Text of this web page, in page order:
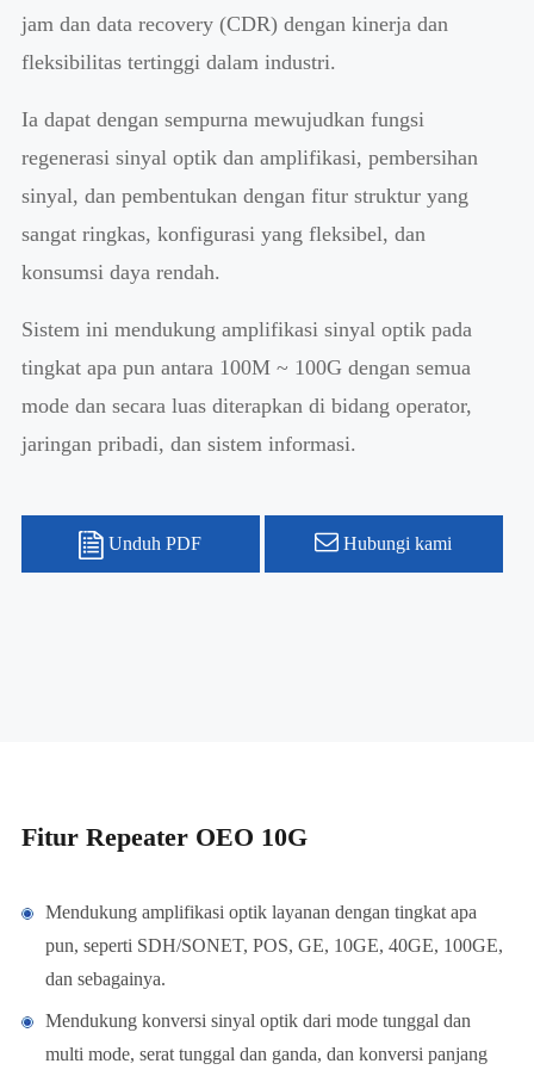
jam dan data recovery (CDR) dengan kinerja dan
fleksibilitas tertinggi dalam industri.
Ia dapat dengan sempurna mewujudkan fungsi
regenerasi sinyal optik dan amplifikasi, pembersihan
sinyal, dan pembentukan dengan fitur struktur yang
sangat ringkas, konfigurasi yang fleksibel, dan
konsumsi daya rendah.
Sistem ini mendukung amplifikasi sinyal optik pada
tingkat apa pun antara 100M ~ 100G dengan semua
mode dan secara luas diterapkan di bidang operator,
jaringan pribadi, dan sistem informasi.
Unduh PDF Hubungi kami
Fitur Repeater OEO 10G
Mendukung amplifikasi optik layanan dengan tingkat apa
pun, seperti SDH/SONET, POS, GE, 10GE, 40GE, 100GE,
dan sebagainya.
Mendukung konversi sinyal optik dari mode tunggal dan
multi mode, serat tunggal dan ganda, dan konversi panjang